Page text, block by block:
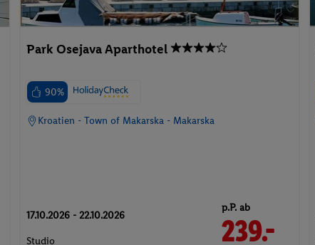
Park Osejava Aparthotel
90%
Kroatien - Town of Makarska - Makarska
17.10.2026 - 22.10.2026
Studio
p.P. ab
239.-